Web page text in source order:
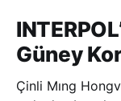
Güney
Çinli Mıng